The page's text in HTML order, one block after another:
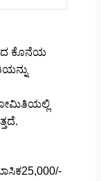
ಕೊನೆಯ